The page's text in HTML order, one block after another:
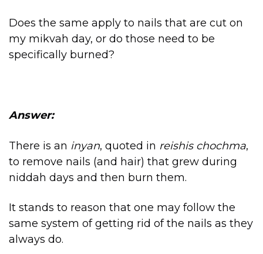
Does the same apply to nails that are cut on
my mikvah day, or do those need to be
specifically burned?
Answer:
There is an inyan, quoted in reishis chochma,
to remove nails (and hair) that grew during
niddah days and then burn them.
It stands to reason that one may follow the
same system of getting rid of the nails as they
always do.